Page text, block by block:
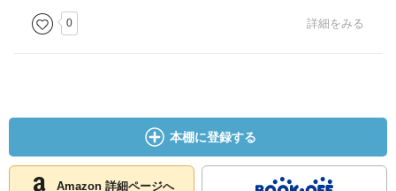
「信じられないような話ですが、筆者は、ミミズのような
0 詳細をみる
本棚に登録する
Amazon 詳細ページへ